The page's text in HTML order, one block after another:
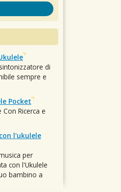
di
sempre e
Pocket
Con Ricerca e
l'ukulele
per
con l'Ukulele
bambino a